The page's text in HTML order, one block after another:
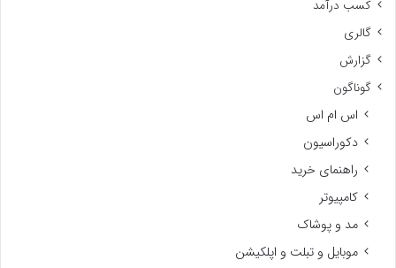
کسب درآمد
گالری
گزارش
گوناگون
اس ام اس
دکوراسیون
راهنمای خرید
کامپیوتر
مد و پوشاک
موبایل و تبلت و اپلکیشن